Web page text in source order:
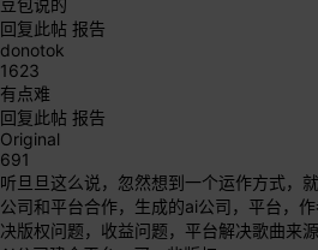
回复此帖 报告
donotok
1623
有点难
回复此帖 报告
Original
691
听旦旦这么说，忽然想到一个运作方式，
公司和平台合作，生成的ai公司，平台，
决版权问题，收益问题，平台解决歌曲来